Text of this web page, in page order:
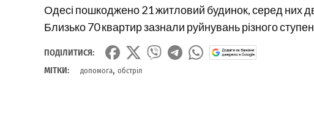
Одесі пошкоджено 21 житловий будинок, серед них
Близько 70 квартир зазнали руйнувань різного
ПОДІЛИТИСЯ:
МІТКИ:
допомога, обстріл